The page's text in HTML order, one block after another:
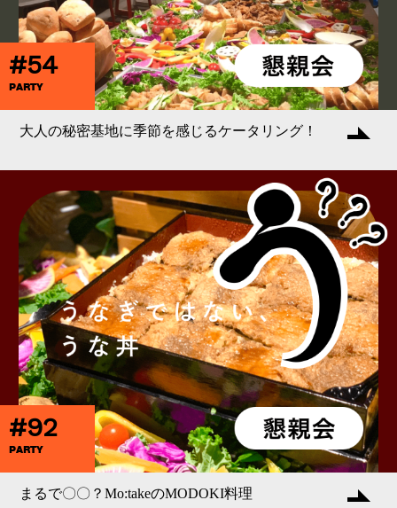
#54
PARTY
大人の秘密基地に季節を感じるケータリング！
#92
PARTY
まるで〇〇？Mo:takeのMODOKI料理